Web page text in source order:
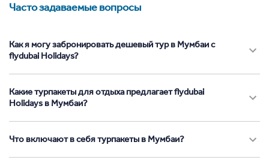
Часто задаваемые вопросы
Как я могу забронировать дешевый тур в Мумбаи с
flydubai Holidays?
Какие турпакеты для отдыха предлагает flydubai
Holidays в Мумбаи?
Что включают в себя турпакеты в Мумбаи?